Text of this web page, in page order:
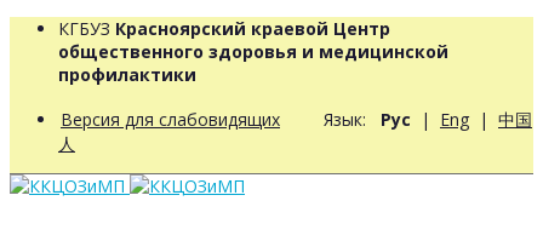
КГБУЗ Красноярский краевой Центр
общественного здоровья и медицинской
профилактики
Версия для слабовидящих Язык: Рус | Eng | 中国
人